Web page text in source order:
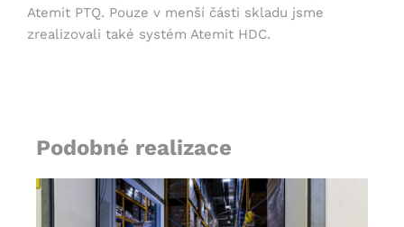
Atemit PTQ. Pouze v menší části skladu jsme
zrealizovali také systém Atemit HDC.
Podobné realizace